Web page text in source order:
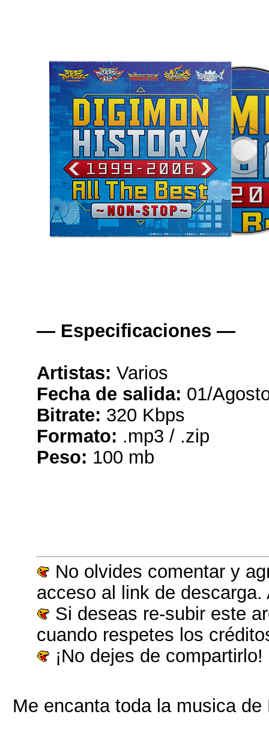
— Especificaciones —
Artistas: Varios
Fecha de salida: 01/
Bitrate: 320 Kbps
Formato: .mp3 / .zip
Peso: 100 mb
No olvides comentar y
acceso al link de
Si deseas re-subir este
cuando respetes los
¡No dejes de compartirlo!
Me encanta toda la musica